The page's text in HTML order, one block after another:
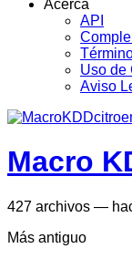
Acerca
API
Uso de
Aviso
Macro
427 archivos —
Más antiguo